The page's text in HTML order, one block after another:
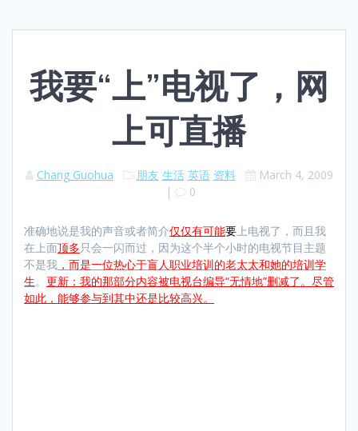
我要“上”电视了，网
上可直播
Chang Guohua 朋友 生活 英语 资料
March 4, 2009
|
0
准确地说是我的声音或者简介仅仅有可能要上电视了，而且我
在上面顶多只会一闪而过，因为这个半个小时的电视节目主题
不是我 ，而是一位热心于盲人职业培训的老太太和她的培训学
生。 更新：我的那部分内容被电视台编导“无情地”删减了。尽管
如此，能够参与到其中还是比较高兴。